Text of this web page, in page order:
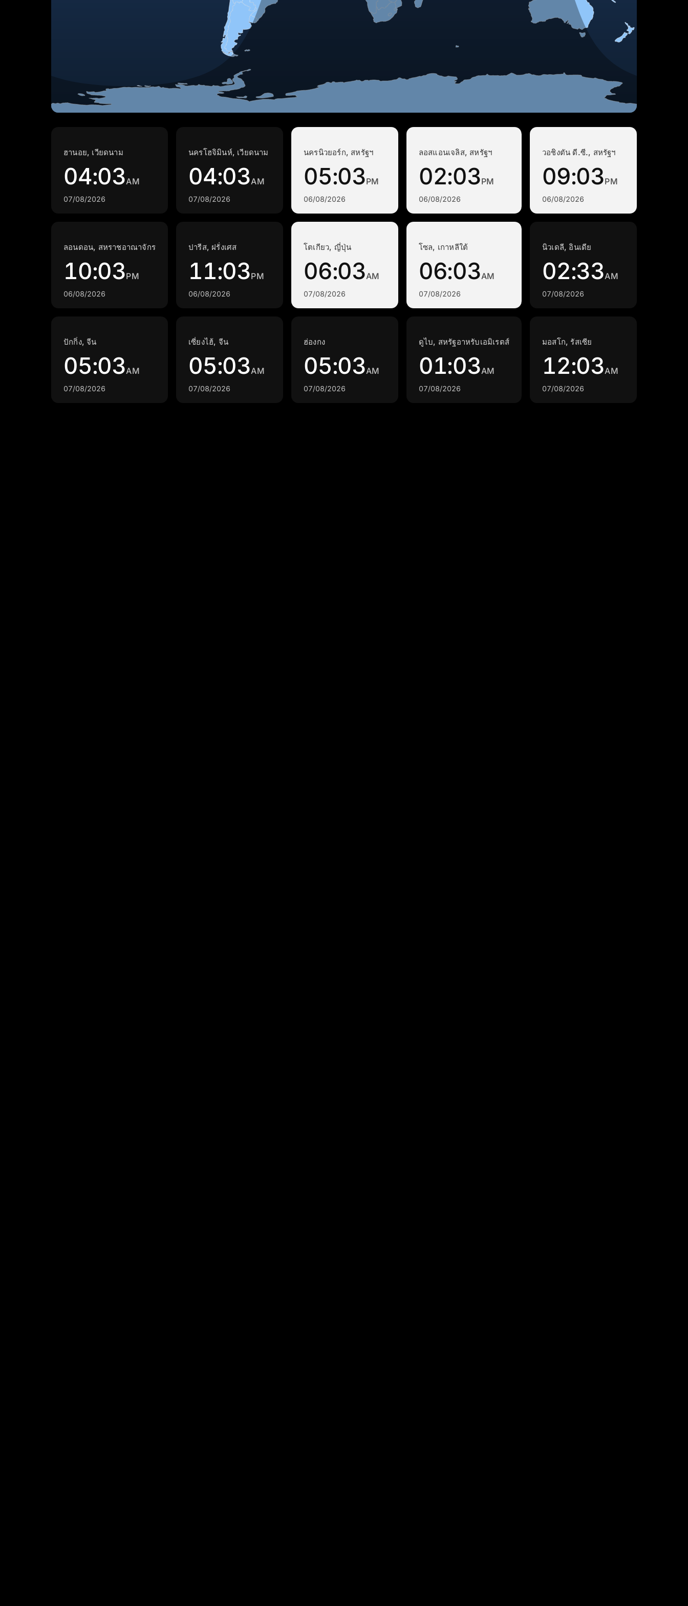
ฮานอย, เวียดนาม
04:03AM
07/08/2026
นครโฮจิมินห์, เวียดนาม
04:03AM
07/08/2026
นครนิวยอร์ก, สหรัฐฯ
05:03PM
06/08/2026
ลอสแอนเจลิส, สหรัฐฯ
02:03PM
06/08/2026
วอชิงตัน ดี.ซี., สหรัฐฯ
09:03PM
06/08/2026
ลอนดอน, สหราชอาณาจักร
10:03PM
06/08/2026
ปารีส, ฝรั่งเศส
11:03PM
06/08/2026
โตเกียว, ญี่ปุ่น
06:03AM
07/08/2026
โซล, เกาหลีใต้
06:03AM
07/08/2026
นิวเดลี, อินเดีย
02:33AM
07/08/2026
ปักกิ่ง, จีน
05:03AM
07/08/2026
เซี่ยงไฮ้, จีน
05:03AM
07/08/2026
ฮ่องกง
05:03AM
07/08/2026
ดูไบ, สหรัฐอาหรับเอมิเรตส์
01:03AM
07/08/2026
มอสโก, รัสเซีย
12:03AM
07/08/2026